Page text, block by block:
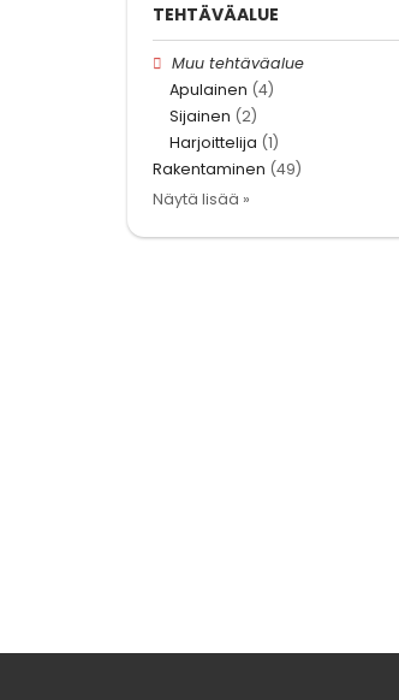
TEHTÄVÄALUE
Muu tehtäväalue
Apulainen (4)
Sijainen (2)
Harjoittelija (1)
Rakentaminen (49)
Näytä lisää »